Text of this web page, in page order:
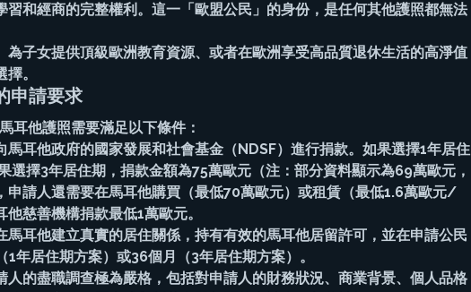
習和經商的完整權利。這一「歐盟公民」的身份，是任何其他護照都無法
為子女提供頂級歐洲教育資源、或者在歐洲享受高品質退休生活的高淨值
。
申請要求
耳他護照需要滿足以下條件：
馬耳他政府的國家發展和社會基金（NDSF）進行捐款。如果選擇1年居住
選擇3年居住期，捐款金額為75萬歐元（注：部分資料顯示為69萬歐元，
申請人還需要在馬耳他購買（最低70萬歐元）或租賃（最低1.6萬歐元/
慈善機構捐款最低1萬歐元。
馬耳他建立真實的居住關係，持有有效的馬耳他居留許可，並在申請公民
年居住期方案）或36個月（3年居住期方案）。
人的盡職調查極為嚴格，包括對申請人的財務狀況、商業背景、個人品格